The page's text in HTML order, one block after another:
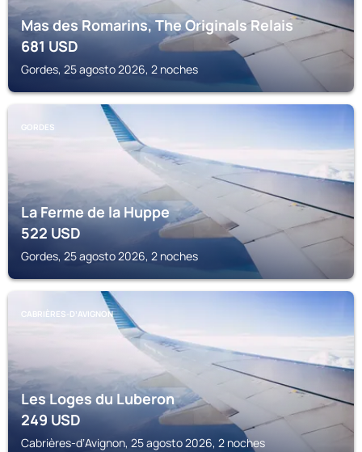
Mas des Romarins, The Originals Relais
681USD
Gordes, 25 agosto 2026, 2 noches
GORDES
La Ferme de la Huppe
522USD
Gordes, 25 agosto 2026, 2 noches
CABRIÈRES-DʼAVIGNON
Les Loges du Luberon
249USD
Cabrières-dʼAvignon, 25 agosto 2026, 2 noches